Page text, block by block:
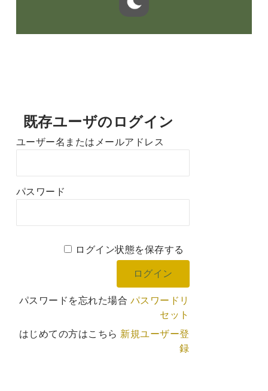
既存ユーザのログイン
ユーザー名またはメールアドレス
パスワード
ログイン状態を保存する
パスワードを忘れた場合 パスワードリ
セット
はじめての方はこちら 新規ユーザー登
録